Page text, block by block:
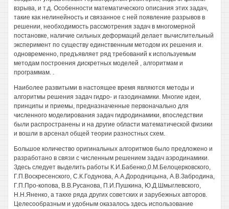
взрыва, и т.д. Особенности математического описания этих задач,
такие как нелинейность и связанное с ней появление разрывов в
решении, необходимость рассмотрения задач в многомерной
постановке, наличие сильных деформаций делает вычислительный
эксперимент по существу единственным методом их решения и.
одновременно, предъявляет ряд требований к используемым
методам построения дискретных моделей , алгоритмам и
программам. .
Наиболее развитыми в настоящее время являются методы и
алгоритмы решения задач гидро- и газодинамики. Многие идеи,
принципы и приемы, предназначенные первоначально для
численного моделирования задач гидродинамики, впоследствии
были распространены и на другие области математической физики
и вошли в арсенал общей теории разностных схем.
Большое количество оригинальных алгоритмов было предложено и
разработано в связи с численным решением задач аэродинамики.
Здесь следует выделить работы К.И.Бабенко,0.М.Белоцерковского,
Г.П.Воскресенского, С.К.Годунова, А.А.Дородницына, А.В.Забродина,
Г.П.Про-копова, В.В.Русанова, П.И.Пушкина, Ю.Д.Шмыглевского,
Н.Н.Яненко, а такхе ряда других советских и зарубежных авторов.
Целесообразным и удобным оказалось здесь использование